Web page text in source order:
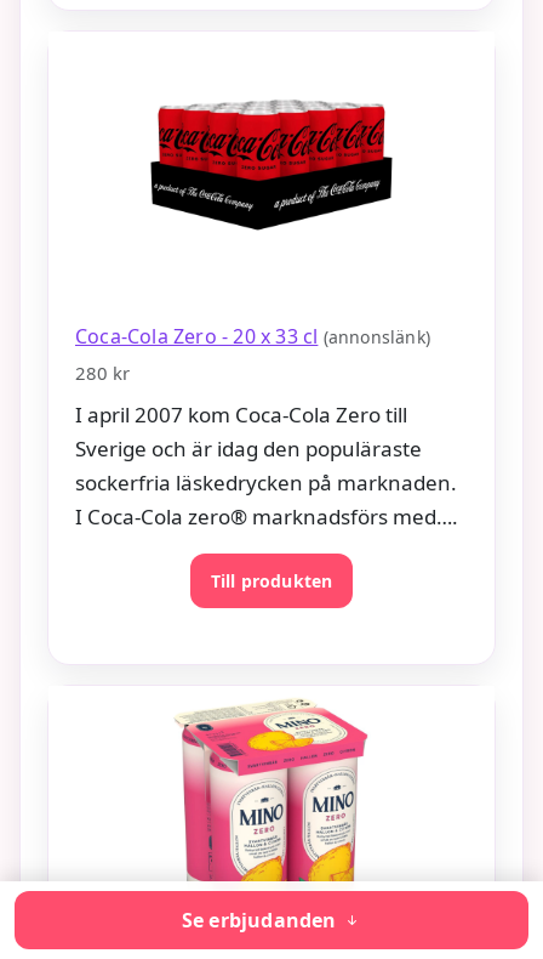
Coca-Cola Zero - 20 x 33 cl (annonslänk)
280 kr
I april 2007 kom Coca-Cola Zero till
Sverige och är idag den populäraste
sockerfria läskedrycken på marknaden.
I Coca-Cola zero® marknadsförs med….
Till produkten
Se erbjudanden